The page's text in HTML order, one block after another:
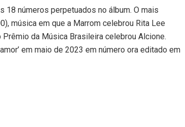
18 números perpetuados no álbum. O mais
música em que a Marrom celebrou Rita Lee
da Música Brasileira celebrou Alcione.
em maio de 2023 em número ora editado em